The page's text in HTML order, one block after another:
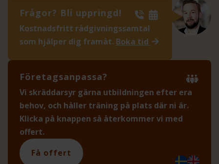
Frågor? Bli uppringd!
Kostnadsfritt rådgivningssamtal
som hjälper dig framåt. Boka tid
Företagsanpassa?
Vi skräddarsyr gärna utbildningen efter era
behov, och håller träning på plats där ni är.
Klicka på knappen så återkommer vi med
offert.
Få offert